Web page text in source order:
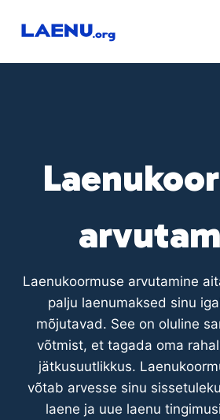
Laenukoormuse arvutamine
palju laenumaksed sinu
mõjutavad. See on oluline
võtmist, et tagada oma
jätkusuutlikkus.
võtab arvesse sinu
laene ja uue laenu